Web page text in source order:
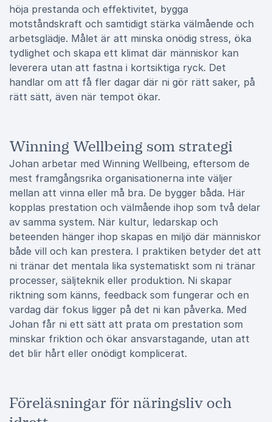
höja prestanda och effektivitet, bygga
motståndskraft och samtidigt stärka välmående och
arbetsglädje. Målet är att minska onödig stress, öka
tydlighet och skapa ett klimat där människor kan
leverera utan att fastna i kortsiktiga ryck. Det
handlar om att få fler dagar där ni gör rätt saker, på
rätt sätt, även när tempot ökar.
Winning Wellbeing som strategi
Johan arbetar med Winning Wellbeing, eftersom de
mest framgångsrika organisationerna inte väljer
mellan att vinna eller må bra. De bygger båda. Här
kopplas prestation och välmående ihop som två delar
av samma system. När kultur, ledarskap och
beteenden hänger ihop skapas en miljö där människor
både vill och kan prestera. I praktiken betyder det att
ni tränar det mentala lika systematiskt som ni tränar
processer, säljteknik eller produktion. Ni skapar
riktning som känns, feedback som fungerar och en
vardag där fokus ligger på det ni kan påverka. Med
Johan får ni ett sätt att prata om prestation som
minskar friktion och ökar ansvarstagande, utan att
det blir hårt eller onödigt komplicerat.
Föreläsningar för näringsliv och